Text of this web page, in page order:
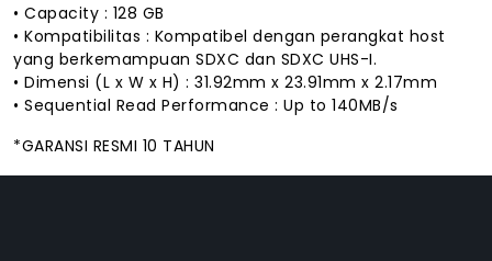
• Capacity : 128 GB
• Kompatibilitas : Kompatibel dengan perangkat host
yang berkemampuan SDXC dan SDXC UHS-I.
• Dimensi (L x W x H) : 31.92mm x 23.91mm x 2.17mm
• Sequential Read Performance : Up to 140MB/s
*GARANSI RESMI 10 TAHUN